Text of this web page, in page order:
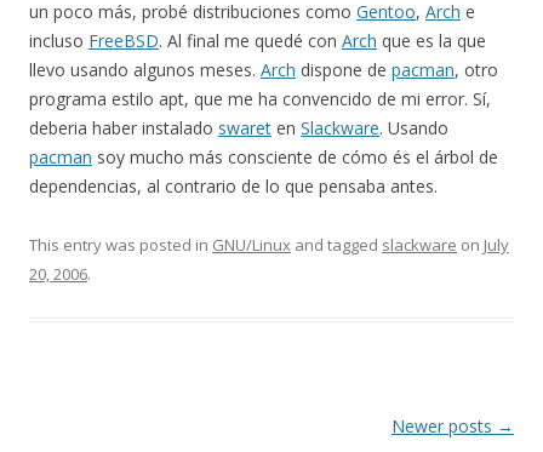
un poco más, probé distribuciones como Gentoo, Arch e
incluso FreeBSD. Al final me quedé con Arch que es la que
llevo usando algunos meses. Arch dispone de pacman, otro
programa estilo apt, que me ha convencido de mi error. Sí,
deberia haber instalado swaret en Slackware. Usando
pacman soy mucho más consciente de cómo és el árbol de
dependencias, al contrario de lo que pensaba antes.
This entry was posted in GNU/Linux and tagged slackware on July
20, 2006.
Newer posts →